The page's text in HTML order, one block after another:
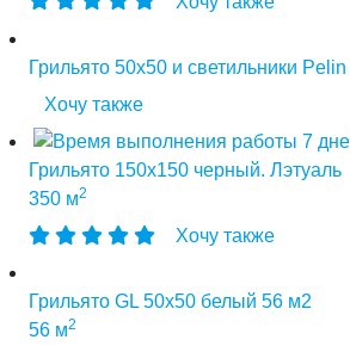
Грильято 50х50 и светильники Pelin
Хочу также
7
Грильято 150х150 черный. Лэтуаль
350 м2
Хочу также
Грильято GL 50х50 белый 56 м2
56 м2